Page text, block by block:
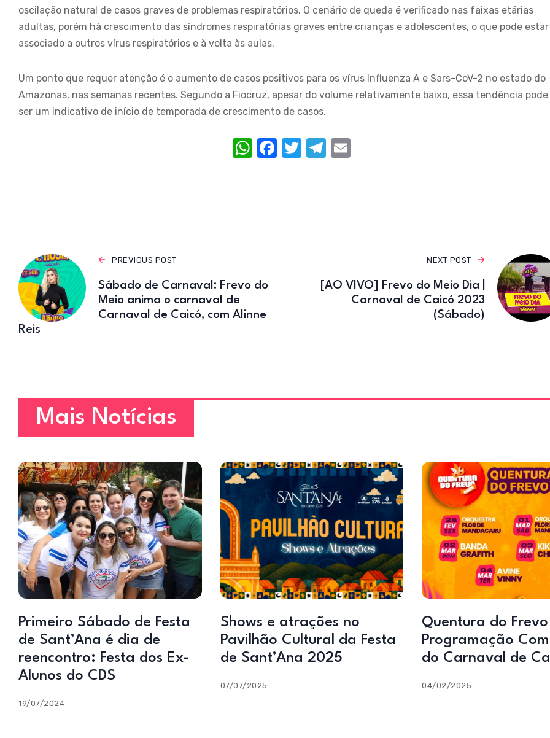
oscilação natural de casos graves de problemas respiratórios. O cenário de queda é verificado nas faixas etárias
adultas, porém há crescimento das síndromes respiratórias graves entre crianças e adolescentes, o que pode estar
associado a outros vírus respiratórios e à volta às aulas.
Um ponto que requer atenção é o aumento de casos positivos para os vírus Influenza A e Sars-CoV-2 no estado do
Amazonas, nas semanas recentes. Segundo a Fiocruz, apesar do volume relativamente baixo, essa tendência pode
ser um indicativo de início de temporada de crescimento de casos.
W
s
F
e
T
te
T
gr
PREVIOUS POST
Sábado de Carnaval: Frevo do
Meio anima o carnaval de
Carnaval de Caicó, com Alinne
Reis
NEXT POST
[AO VIVO] Frevo do Meio Dia |
Carnaval de Caicó 2023
(Sábado)
Mais Notícias
Primeiro Sábado de Festa
de Sant’Ana é dia de
reencontro: Festa dos Ex-
Alunos do CDS
19/07/2024
Shows e atrações no
Pavilhão Cultural da Festa
de Sant’Ana 2025
07/07/2025
Quentura do
Programação
do Carnaval de
04/02/2025